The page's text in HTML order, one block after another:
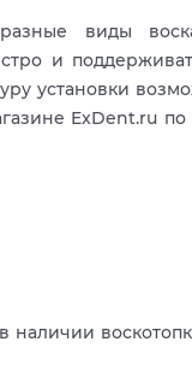
виды
и
установки
ExDent.ru